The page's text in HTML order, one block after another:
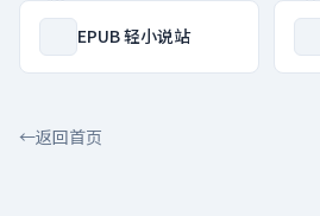
EPUB 轻小说站
←返回首页